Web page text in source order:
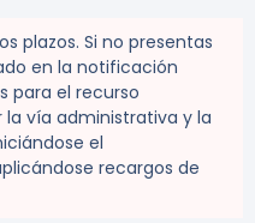
plazos. Si no presentas
en la notificación
para el recurso
vía administrativa y la
el
recargos de